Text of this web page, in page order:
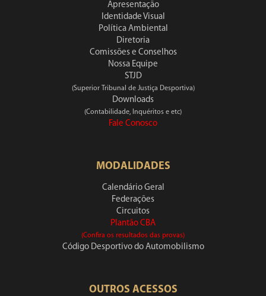
Apresentação
Identidade Visual
Política Ambiental
Diretoria
Comissões e Conselhos
Nossa Equipe
STJD
(Superior Tribunal de Justiça Desportiva)
Downloads
(Contabilidade, Inquéritos e etc)
Fale Conosco
MODALIDADES
Calendário Geral
Federações
Circuitos
Plantão CBA
(Confira os resultados das provas)
Código Desportivo do Automobilismo
OUTROS ACESSOS